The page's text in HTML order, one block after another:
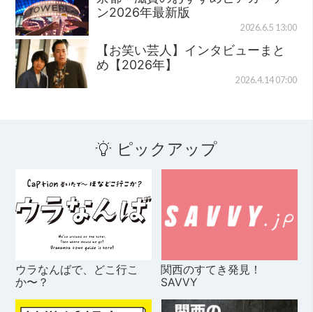
ン2026年最新版
2026.6.5 13:00
【お笑い芸人】インタビューまと
め【2026年】
2026.4.14 07:00
ピックアップ
ウラなんばで、どこ行こ
か〜？
関西のすてき発見！
SAVVY